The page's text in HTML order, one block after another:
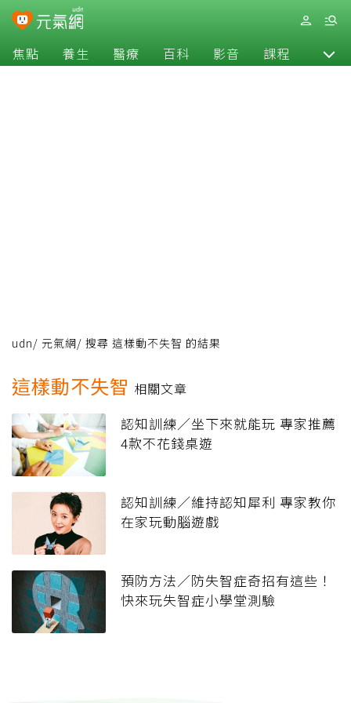
焦點 養生 醫療 百科 影音 課程 退休
udn/ 元氣網/ 搜尋 這樣動不失智 的結果
這樣動不失智 相關文章
認知訓練／坐下來就能玩 專家推薦
4款不花錢桌遊
認知訓練／維持認知犀利 專家教你
在家玩動腦遊戲
預防方法／防失智症奇招有這些！
快來玩失智症小學堂測驗